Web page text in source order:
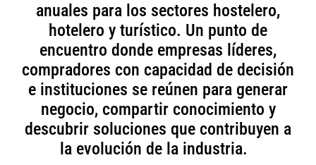
anuales para los sectores hostelero,
hotelero y turístico. Un punto de
encuentro donde empresas líderes,
compradores con capacidad de decisión
e instituciones se reúnen para generar
negocio, compartir conocimiento y
descubrir soluciones que contribuyen a
la evolución de la industria.